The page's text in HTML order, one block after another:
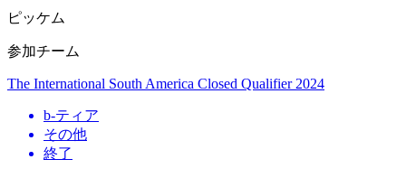
ピッケム
参加チーム
The International South America Closed Qualifier 2024
b-ティア
その他
終了